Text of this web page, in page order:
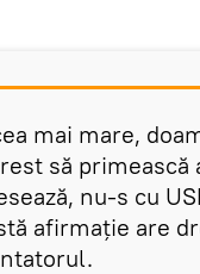
mai mare,
să primească
nu-s cu
afirmație are